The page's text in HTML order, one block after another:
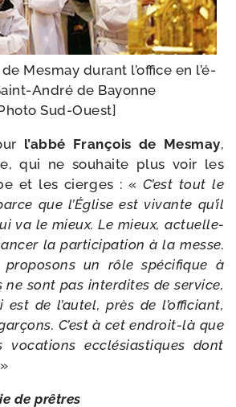
de Mesmay durant l’of­fice en l’é­
​André de Bayonne
Sud-Ouest]
l’ab­bé François de Mesmay,
qui ne sou­haite plus voir les
et les cierges : « C’est tout le
que l’Église est vivante qu’il
va le mieux. Le mieux, actuel­le­
la par­ti­ci­pa­tion à la messe.
un rôle spé­ci­fique à
ne sont pas inter­dites de ser­vice,
de l’au­tel, près de l’of­fi­ciant,
C’est à cet endroit-​là que
voca­tions ecclé­sias­tiques dont
de prêtres